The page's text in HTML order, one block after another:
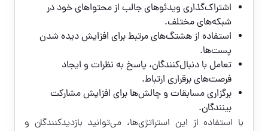
اشتراک‌گذاری ویدئوهای جالب از محتواهای خود در
شبکه‌های مختلف.
استفاده از هشتگ‌های مرتبط برای افزایش دیده شدن
پست‌ها.
تعامل با دنبال‌کنندگان، پاسخ به نظرات و ایجاد
فرصت‌های برقراری ارتباط.
برگزاری مسابقات و چالش‌ها برای افزایش مشارکت
بینندگان.
با استفاده از این استراتژی‌ها، می‌توانید بازدیدکنندگان و